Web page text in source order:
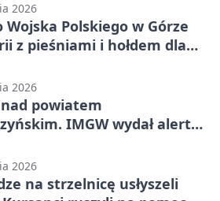
2026
Wojska Polskiego w Górze
z pieśniami i hołdem dla
2026
powiatem
IMGW wydał alert
2026
na strzelnicę usłyszeli